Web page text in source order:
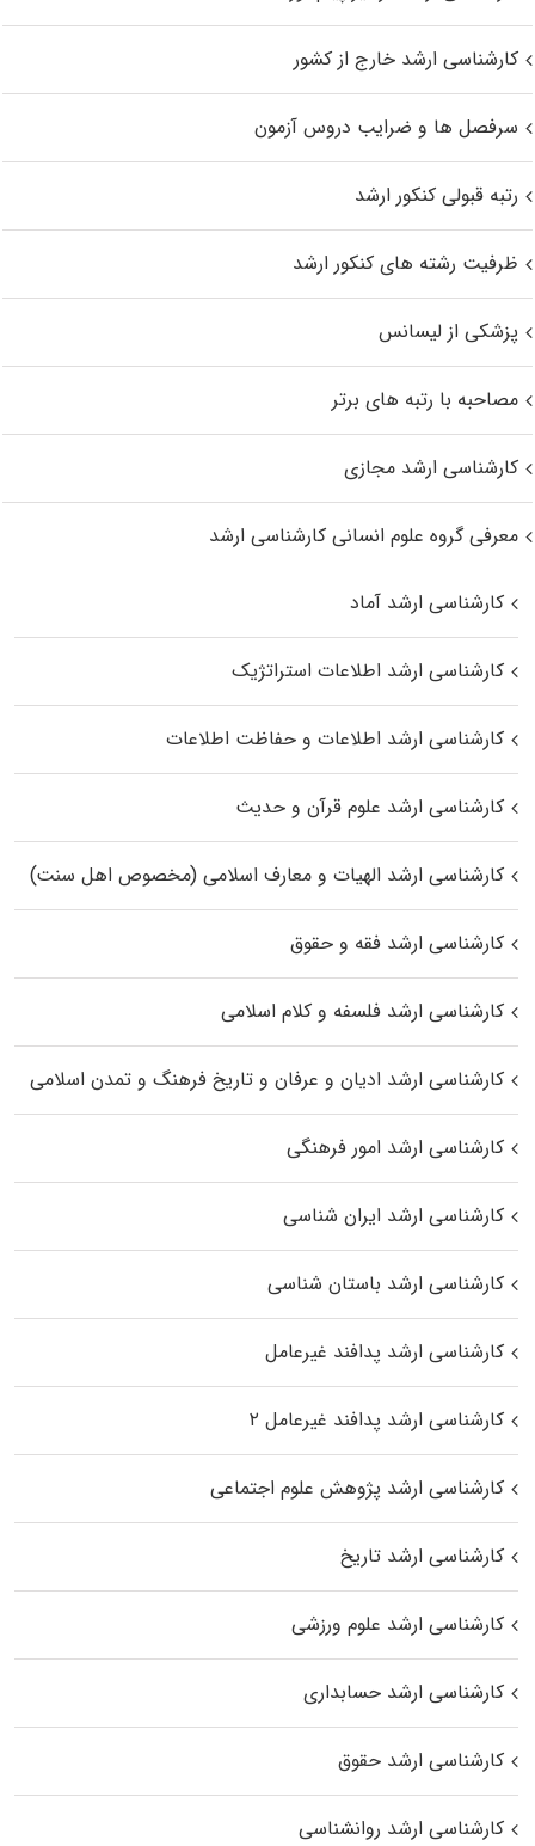
کارشناسی ارشد خارج از کشور
سرفصل ها و ضرایب دروس آزمون
رتبه قبولی کنکور ارشد
ظرفیت رشته های کنکور ارشد
پزشکی از لیسانس
مصاحبه با رتبه های برتر
کارشناسی ارشد مجازی
معرفی گروه علوم انسانی کارشناسی ارشد
کارشناسی ارشد آماد
کارشناسی ارشد اطلاعات استراتژیک
کارشناسی ارشد اطلاعات و حفاظت اطلاعات
کارشناسی ارشد علوم قرآن و حدیث
کارشناسی ارشد الهیات و معارف اسلامی (مخصوص اهل سنت)
کارشناسی ارشد فقه و حقوق
کارشناسی ارشد فلسفه و کلام اسلامی
کارشناسی ارشد ادیان و عرفان و تاریخ فرهنگ و تمدن اسلامی
کارشناسی ارشد امور فرهنگی
کارشناسی ارشد ایران شناسی
کارشناسی ارشد باستان شناسی
کارشناسی ارشد پدافند غیرعامل
کارشناسی ارشد پدافند غیرعامل ۲
کارشناسی ارشد پژوهش علوم اجتماعی
کارشناسی ارشد تاریخ
کارشناسی ارشد علوم ورزشی
کارشناسی ارشد حسابداری
کارشناسی ارشد حقوق
کارشناسی ارشد روانشناسی